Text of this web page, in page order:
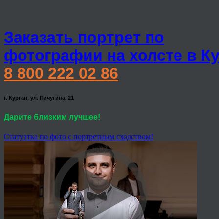
Заказать портрет по
фотографии на холсте в
8 800 222 02 86
г. Курган, ул. Пичугина, 21
Дарите близким лучшее!
Статуэтка по фото с портретным сходством!